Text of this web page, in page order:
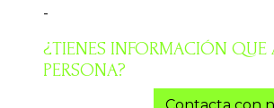
-
¿TIENES INFORMACIÓN QUE
PERSONA?